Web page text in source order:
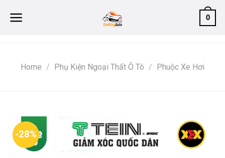
0
Home / Phụ Kiện Ngoại Thất Ô Tô / Phuộc Xe Hơi
-28%